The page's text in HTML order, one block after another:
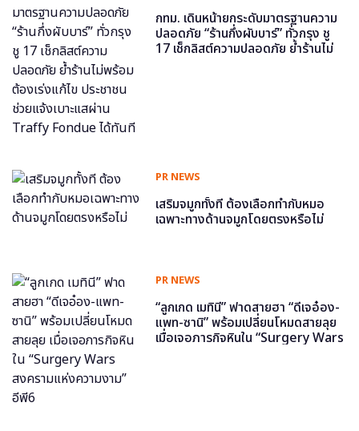
กทม. เดินหน้ายกระดับมาตรฐานความ
ปลอดภัย “ร้านกึ่งผับบาร์” ทั่วกรุง ชู
17 เช็กลิสต์ความปลอดภัย ย้ำร้านไม่
PR NEWS
เสริมจมูกทั้งที ต้องเลือกทำกับหมอ
เฉพาะทางด้านจมูกโดยตรงหรือไม่
PR NEWS
“ลูกเกด เมทินี” ฟาดสายฮา “ดีเจอ๋อง-
แพท-ซานิ” พร้อมเปลี่ยนโหมดสายลุย
เมื่อเจอภารกิจหินใน “Surgery Wars